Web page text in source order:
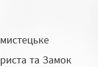
та Замок